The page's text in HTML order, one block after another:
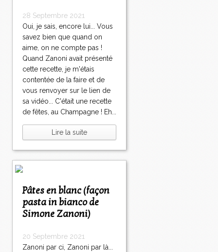
28 Septembre 2021
Oui, je sais, encore lui... Vous
savez bien que quand on
aime, on ne compte pas !
Quand Zanoni avait présenté
cette recette, je m'étais
contentée de la faire et de
vous renvoyer sur le lien de
sa vidéo... C'était une recette
de fêtes, au Champagne ! Eh...
Lire la suite
Pâtes en blanc (façon
pasta in bianco de
Simone Zanoni)
20 Septembre 2021
Zanoni par ci, Zanoni par là...